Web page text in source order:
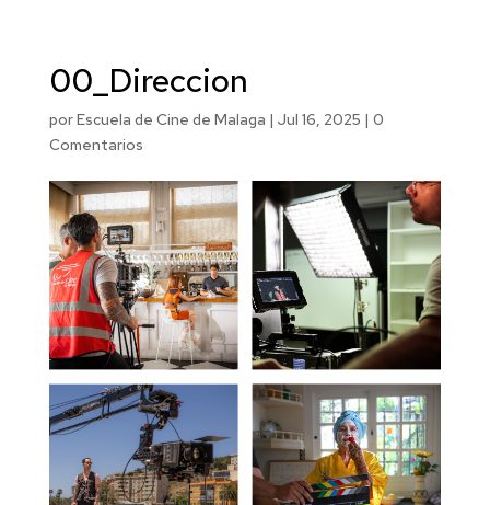
00_Direccion
porEscuela de Cine de Malaga | Jul 16, 2025 | 0
Comentarios